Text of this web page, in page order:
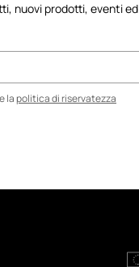
nuovi prodotti, eventi ed
lapolitica di riservatezza